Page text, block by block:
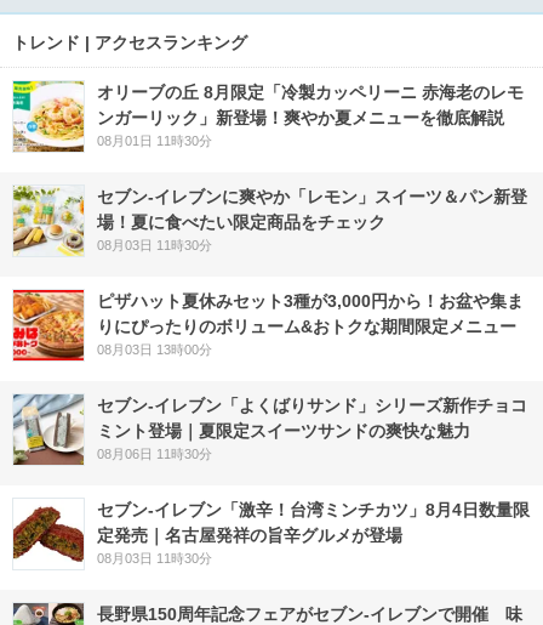
トレンド | アクセスランキング
オリーブの丘 8月限定「冷製カッペリーニ 赤海老のレモ
ンガーリック」新登場！爽やか夏メニューを徹底解説
08月01日 11時30分
セブン‐イレブンに爽やか「レモン」スイーツ＆パン新登
場！夏に食べたい限定商品をチェック
08月03日 11時30分
ピザハット夏休みセット3種が3,000円から！お盆や集ま
りにぴったりのボリューム&おトクな期間限定メニュー
08月03日 13時00分
セブン‐イレブン「よくばりサンド」シリーズ新作チョコ
ミント登場｜夏限定スイーツサンドの爽快な魅力
08月06日 11時30分
セブン-イレブン「激辛！台湾ミンチカツ」8月4日数量限
定発売｜名古屋発祥の旨辛グルメが登場
08月03日 11時30分
長野県150周年記念フェアがセブン-イレブンで開催 味